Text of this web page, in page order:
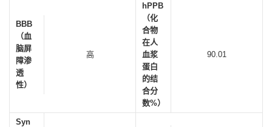
BBB
（血
脑屏
障渗
透
性）
高
hPPB
（化
合物
在人
血浆
蛋白
的结
合分
数%）
90.01
Syn